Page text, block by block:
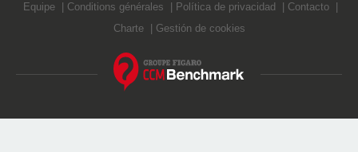
Equipe Conditions générales Política de privacidad
Contacto
Charte
Gestión de cookies